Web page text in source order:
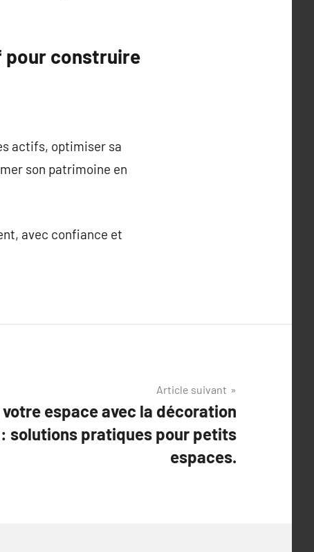
pour construire
actifs, optimiser sa
son patrimoine en
avec confiance et
Article suivant
espace avec la décoration
solutions pratiques pour petits
espaces.